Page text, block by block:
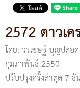
2572 ดาวเ
โดย: วรเชษฐ์ บุญปลอ
กุมภาพันธ์ 2550
ปรับปรุงครั้งล่าสุด 7